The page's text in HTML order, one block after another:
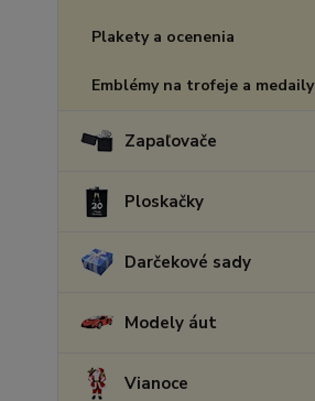
Plakety a ocenenia
Emblémy na trofeje a medaily
Zapaľovače
Ploskačky
Darčekové sady
Modely áut
Vianoce